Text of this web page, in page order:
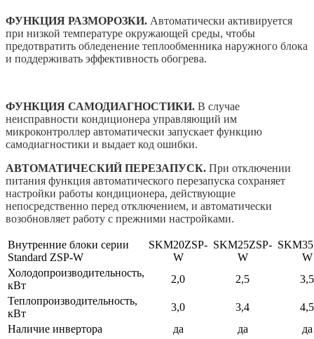
ФУНКЦИЯ РАЗМОРОЗКИ. Автоматически активируется
при низкой температуре окружающей среды, чтобы
предотвратить обледенение теплообменника наружного блока
и поддерживать эффективность обогрева.
ФУНКЦИЯ САМОДИАГНОСТИКИ. В случае
неисправности кондиционера управляющий им
микроконтроллер автоматически запускает функцию
самодиагностики и выдает код ошибки.
АВТОМАТИЧЕСКИЙ ПЕРЕЗАПУСК. При отключении
питания функция автоматического перезапуска сохраняет
настройки работы кондиционера, действующие
непосредственно перед отключением, и автоматически
возобновляет работу с прежними настройками.
Внутренние блоки серии
Standard ZSP-W
SKM20ZSP-
W
SKM25ZSP-
W
W
Холодопроизводительность,
кВт
2,0 2,5
3,5
Теплопроизводительность,
кВт
3,0 3,4
4,5
Наличие инвертора
да да
да